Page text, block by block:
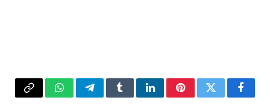
فيسبوكتويتر بينتيريستلينكدإنTumblrتيلقرامواتسابCopy